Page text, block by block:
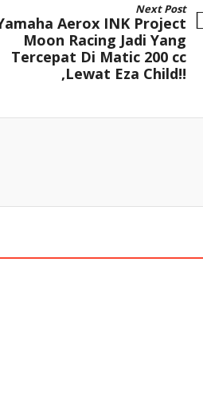
Next Post
Aerox INK Project
Moon Racing Jadi Yang
Tercepat Di Matic 200 cc
,Lewat Eza Child!!